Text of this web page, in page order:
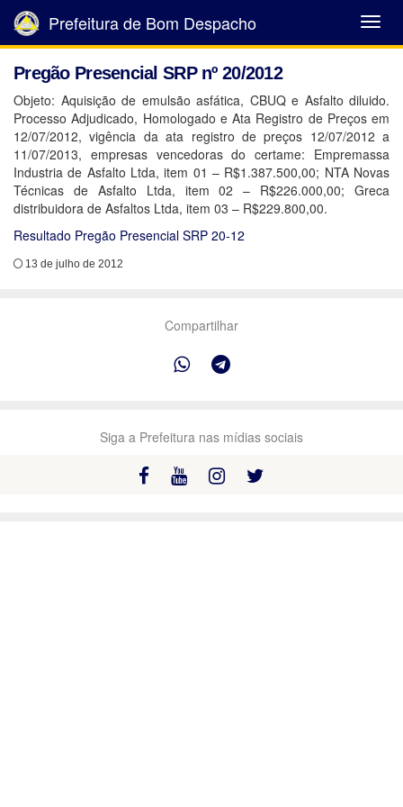
Abrir
Menu
Prefeitura de Bom Despacho
Pregão Presencial SRP nº 20/2012
Objeto: Aquisição de emulsão asfática, CBUQ e Asfalto diluido.
Processo Adjudicado, Homologado e Ata Registro de Preços em
12/07/2012, vigência da ata registro de preços 12/07/2012 a
11/07/2013, empresas vencedoras do certame: Empremassa
Industria de Asfalto Ltda, item 01 – R$1.387.500,00; NTA Novas
Técnicas de Asfalto Ltda, item 02 – R$226.000,00; Greca
distribuidora de Asfaltos Ltda, item 03 – R$229.800,00.
Resultado Pregão Presencial SRP 20-12
13 de julho de 2012
Compartilhar
Siga a Prefeitura nas mídias sociais